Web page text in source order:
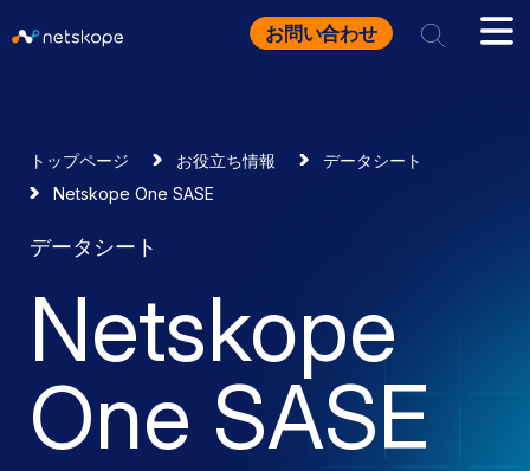
お問い合わせ
トップページ お役立ち情報
データシート
Netskope One SASE
データシート
Netskope
One SASE